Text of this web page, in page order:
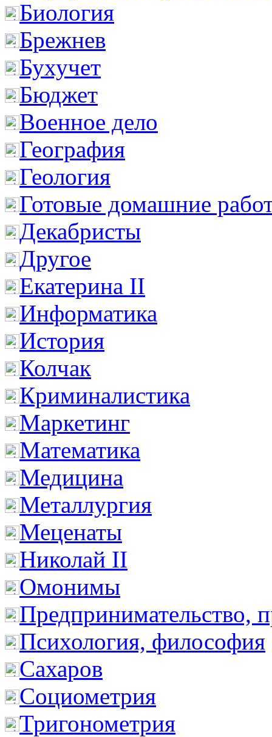
Биология
Брежнев
Бухучет
Бюджет
Военное дело
География
Геология
Готовые домашние
Декабристы
Другое
Екатерина II
Информатика
История
Колчак
Криминалистика
Маркетинг
Математика
Медицина
Металлургия
Меценаты
Николай II
Омонимы
Предпринимательство,
Психология, философия
Сахаров
Социометрия
Тригонометрия